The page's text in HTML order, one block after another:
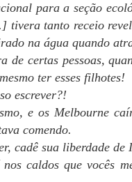
para a seção
tanto receio
na água quando
de certas pessoas,
ter esses filhotes!
escrever?!
e os Melbourne
comendo.
cadê sua liberdade de
caldos que vocês
primeira fase da revisão está
3, Desintegração, e
Aí a revisora quer dar
de gaveta" vale para as
presentes estão a ponto
apesar da hora em que
notícias.
13